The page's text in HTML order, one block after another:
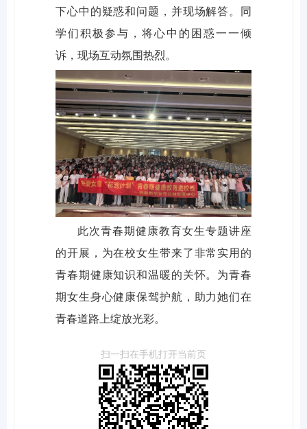
下心中的疑惑和问题，并现场解答。同
学们积极参与，将心中的困惑一一倾
诉，现场互动氛围热烈。
此次青春期健康教育女生专题讲座
的开展，为在校女生带来了非常实用的
青春期健康知识和温暖的关怀。为青春
期女生身心健康保驾护航，助力她们在
青春道路上绽放光彩。
扫一扫在手机打开当前页